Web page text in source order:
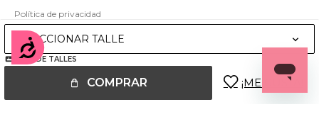
Accesibilidad
SELECCIONAR TALLE
GUÍA DE TALLES
COMPRAR
Política de privacidad
Mapa del sitio